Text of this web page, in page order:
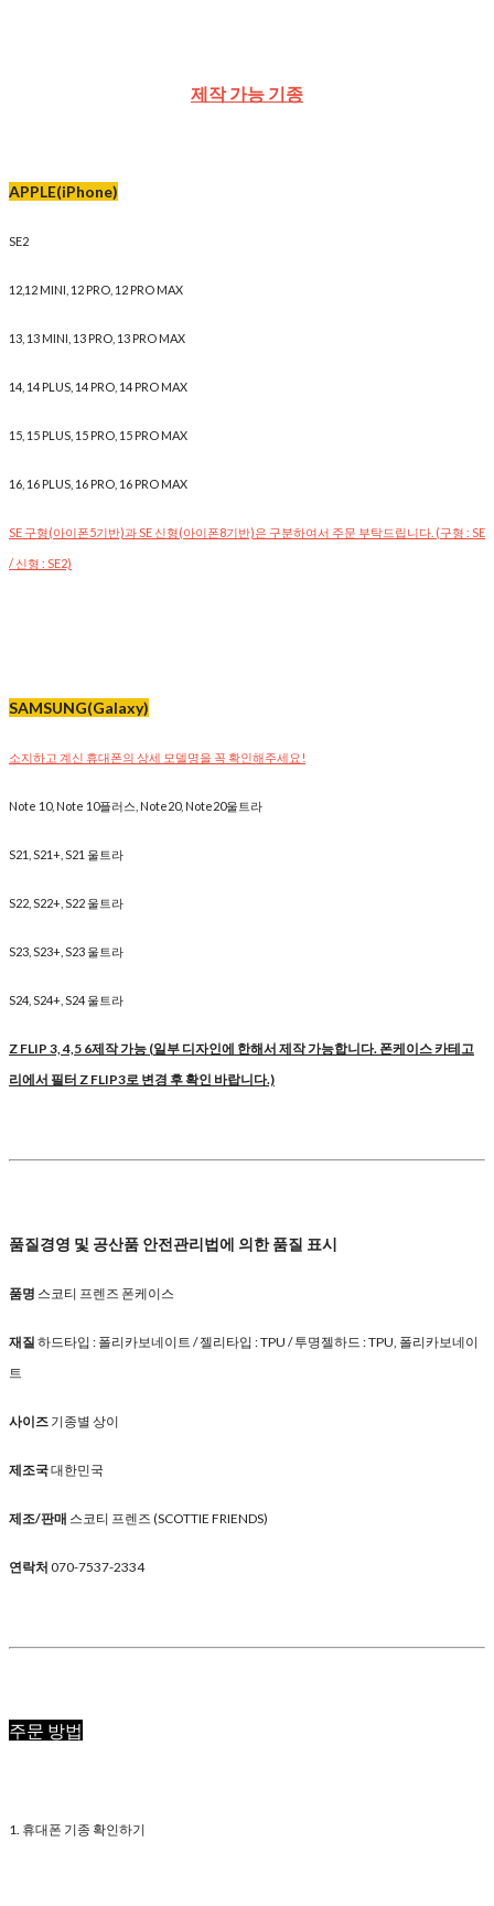
제작 가능 기종
APPLE(iPhone)
SE2
12,12 MINI, 12 PRO, 12 PRO MAX
13, 13 MINI, 13 PRO, 13 PRO MAX
14, 14 PLUS, 14 PRO, 14 PRO MAX
15, 15 PLUS, 15 PRO, 15 PRO MAX
16, 16 PLUS, 16 PRO, 16 PRO MAX
SE 구형(아이폰5기반)과 SE 신형(아이폰8기반)은 구분하여서 주문 부탁드립니다. (구형 : SE
/ 신형 : SE2)
SAMSUNG(Galaxy)
소지하고 계신 휴대폰의 상세 모델명을 꼭 확인해주세요!
Note 10, Note 10플러스, Note20, Note20울트라
S21, S21+, S21 울트라
S22, S22+, S22 울트라
S23, S23+, S23 울트라
S24, S24+, S24 울트라
Z FLIP 3, 4,5 6제작 가능 (일부 디자인에 한해서 제작 가능합니다. 폰케이스 카테고
리에서 필터 Z FLIP3로 변경 후 확인 바랍니다.)
품질경영 및 공산품 안전관리법에 의한 품질 표시
품명 스코티 프렌즈 폰케이스
재질 하드타입 : 폴리카보네이트 / 젤리타입 : TPU / 투명젤하드 : TPU, 폴리카보네이
트
사이즈 기종별 상이
제조국대한민국
제조/판매 스코티 프렌즈 (SCOTTIE FRIENDS)
연락처 070-7537-2334
주문 방법
1. 휴대폰 기종 확인하기